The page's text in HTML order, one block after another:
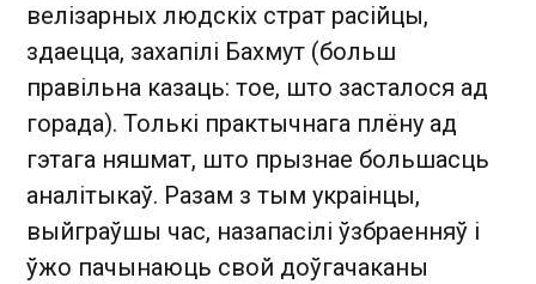
велізарных людскіх страт расійцы,
здаецца, захапілі Бахмут (больш
правільна казаць: тое, што засталося ад
горада). Толькі практычнага плёну ад
гэтага няшмат, што прызнае большасць
аналітыкаў. Разам з тым украінцы,
выйграўшы час, назапасілі ўзбраенняў і
ўжо пачынаюць свой доўгачаканы